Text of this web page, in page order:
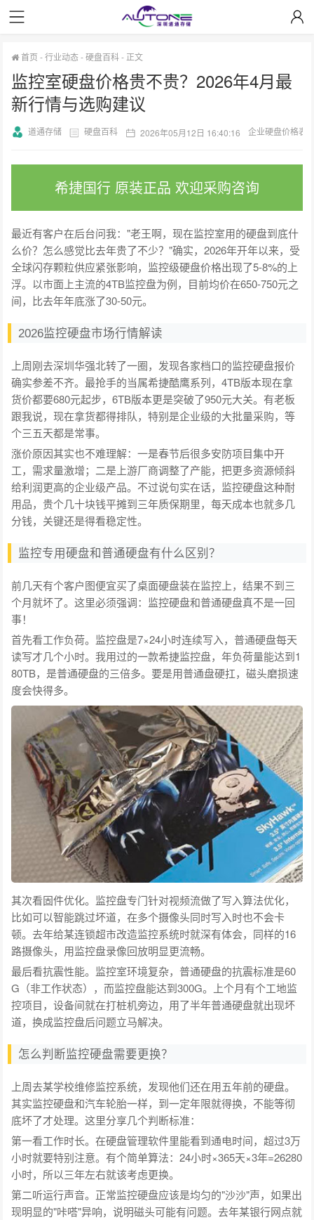
首页 -行业动态-硬盘百科- 正文
监控室硬盘价格贵不贵？2026年4月最
新行情与选购建议
道通存储 硬盘百科 2026年05月12日 16:40:16 企业硬盘价格表
希捷国行 原装正品 欢迎采购咨询
最近有客户在后台问我："老王啊，现在监控室用的硬盘到底什
么价？怎么感觉比去年贵了不少？"确实，2026年开年以来，受
全球闪存颗粒供应紧张影响，监控级硬盘价格出现了5-8%的上
浮。以市面上主流的4TB监控盘为例，目前均价在650-750元之
间，比去年年底涨了30-50元。
2026监控硬盘市场行情解读
上周刚去深圳华强北转了一圈，发现各家档口的监控硬盘报价
确实参差不齐。最抢手的当属希捷酷鹰系列，4TB版本现在拿
货价都要680元起步，6TB版本更是突破了950元大关。有老板
跟我说，现在拿货都得排队，特别是企业级的大批量采购，等
个三五天都是常事。
涨价原因其实也不难理解：一是春节后很多安防项目集中开
工，需求量激增；二是上游厂商调整了产能，把更多资源倾斜
给利润更高的企业级产品。不过说句实在话，监控硬盘这种耐
用品，贵个几十块钱平摊到三年质保期里，每天成本也就多几
分钱，关键还是得看稳定性。
监控专用硬盘和普通硬盘有什么区别？
前几天有个客户图便宜买了桌面硬盘装在监控上，结果不到三
个月就坏了。这里必须强调：监控硬盘和普通硬盘真不是一回
事！
首先看工作负荷。监控盘是7×24小时连续写入，普通硬盘每天
读写才几个小时。我用过的一款希捷监控盘，年负荷量能达到1
80TB，是普通硬盘的三倍多。要是用普通盘硬扛，磁头磨损速
度会快得多。
其次看固件优化。监控盘专门针对视频流做了写入算法优化，
比如可以智能跳过坏道，在多个摄像头同时写入时也不会卡
顿。去年给某连锁超市改造监控系统时就深有体会，同样的16
路摄像头，用监控盘录像回放明显更流畅。
最后看抗震性能。监控室环境复杂，普通硬盘的抗震标准是60
G（非工作状态），而监控盘能达到300G。上个月有个工地监
控项目，设备间就在打桩机旁边，用了半年普通硬盘就出现坏
道，换成监控盘后问题立马解决。
怎么判断监控硬盘需要更换？
上周去某学校维修监控系统，发现他们还在用五年前的硬盘。
其实监控硬盘和汽车轮胎一样，到一定年限就得换，不能等彻
底坏了才处理。这里分享几个判断标准：
第一看工作时长。在硬盘管理软件里能看到通电时间，超过3万
小时就要特别注意。有个简单算法：24小时×365天×3年=26280
小时，所以三年左右就该考虑更换。
第二听运行声音。正常监控硬盘应该是均匀的"沙沙"声，如果出
现明显的"咔嗒"异响，说明磁头可能有问题。去年某银行网点就